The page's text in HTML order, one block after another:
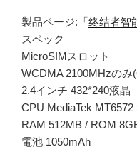
製品ページ:「终结者智
スペック
MicroSIMスロット
WCDMA 2100MHzのみ
2.4インチ 432*240液晶
CPU MediaTek
RAM 512MB / ROM
電池 1050mAh